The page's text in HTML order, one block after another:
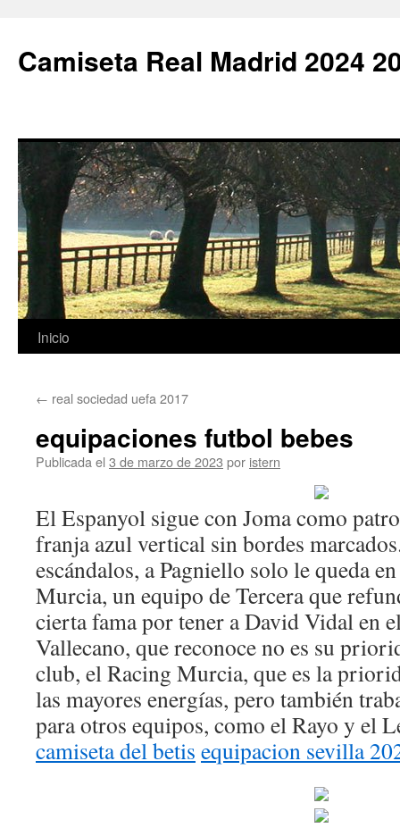
Camiseta Real Madrid 2024
Saltar
contenido
Inicio
← real sociedad uefa 2017
equipaciones futbol bebes
Publicada el 3 de marzo de 2023 por istern
El Espanyol sigue con Joma como
franja azul vertical sin bordes
escándalos, a Pagniello solo le queda
Murcia, un equipo de Tercera que
cierta fama por tener a David Vidal en
Vallecano, que reconoce no es su
club, el Racing Murcia, que es la
las mayores energías, pero también
para otros equipos, como el Rayo y el
camiseta del betis equipacion sevilla